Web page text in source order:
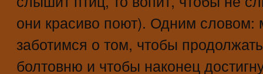
они красиво поют). Одним
заботимся о том, чтобы
болтовню и чтобы наконец